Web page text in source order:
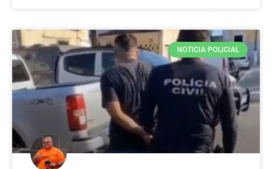
NOTICIA POLICIAL